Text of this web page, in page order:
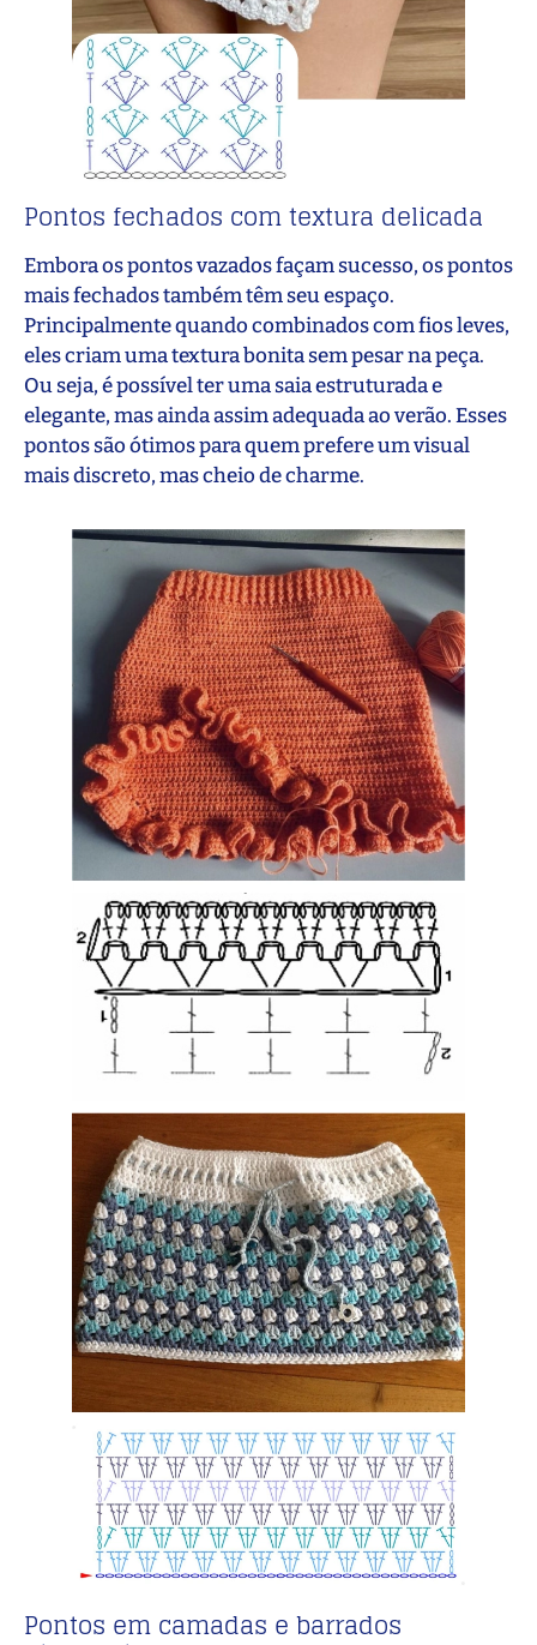
Pontos fechados com textura delicada
Embora os pontos vazados façam sucesso, os pontos
mais fechados também têm seu espaço.
Principalmente quando combinados com fios leves,
eles criam uma textura bonita sem pesar na peça.
Ou seja, é possível ter uma saia estruturada e
elegante, mas ainda assim adequada ao verão. Esses
pontos são ótimos para quem prefere um visual
mais discreto, mas cheio de charme.
Pontos em camadas e barrados